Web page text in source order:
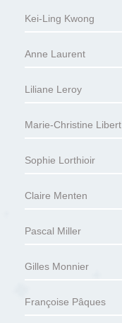
Kei-Ling Kwong
Anne Laurent
Liliane Leroy
Marie-Christine Libert
Sophie Lorthioir
Claire Menten
Pascal Miller
Gilles Monnier
Françoise Pâques